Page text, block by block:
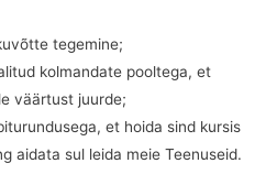
tegemine;
kolmandate pooltega, et
väärtust juurde;
et hoida sind kursis
aidata sul leida meie Teenuseid.